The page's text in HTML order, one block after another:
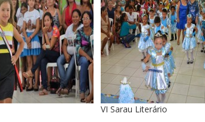
VI Sarau Literário